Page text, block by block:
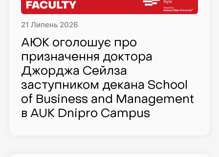
21Липень 2026
АЮК оголошує про
призначення доктора
Джорджа Сейлза
заступником декана School
of Business and Management
в AUK Dnipro Campus